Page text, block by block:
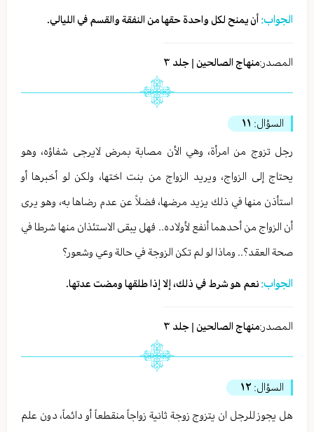
الجواب: أن يمنح لكل واحدة حقها من النفقة والقسم في الليالي.
المصدر:منهاج الصالحين | جلد ٣
السؤال: ١١
رجل تزوج من امرأة، وهي الأن مصابة بمرض لايرجى شفاؤه، وهو
يحتاج إلى الزواج، ويريد الزواج من بنت اختها، ولكن لو أخبرها أو
استأذن منها في ذلك يزيد مرضها، فضلاً عن عدم رضاها به، وهو يرى
أن الزواج من أحدهما أنفع لأولاده.. فهل يبقى الاستئذان منها شرطا في
صحة العقد؟.. وماذا لو لم تكن الزوجة في حالة وعي وشعور؟
الجواب: نعم هو شرط في ذلك، إلا إذا طلقها ومضت عدتها.
المصدر:منهاج الصالحين | جلد ٣
السؤال: ١٢
هل يجوز للرجل ان يتزوج زوجة ثانية زواجاً منقطعاً أو دائماً، دون علم